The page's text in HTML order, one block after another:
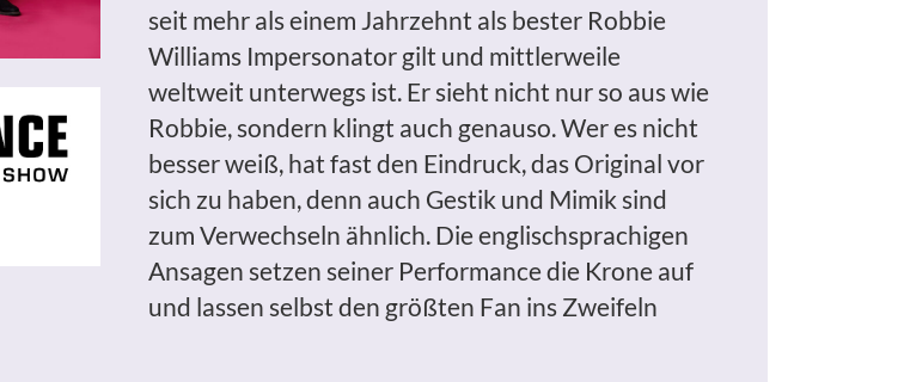
seit mehr als einem Jahrzehnt als bester Robbie
Williams Impersonator gilt und mittlerweile
weltweit unterwegs ist. Er sieht nicht nur so aus wie
Robbie, sondern klingt auch genauso. Wer es nicht
besser weiß, hat fast den Eindruck, das Original vor
sich zu haben, denn auch Gestik und Mimik sind
zum Verwechseln ähnlich. Die englischsprachigen
Ansagen setzen seiner Performance die Krone auf
und lassen selbst den größten Fan ins Zweifeln